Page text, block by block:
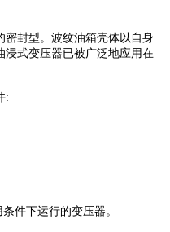
封型。波纹油箱壳体以自身
浸式变压器已被广泛地应用在
:
件下运行的变压器。